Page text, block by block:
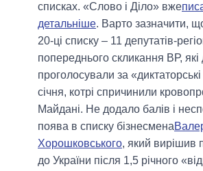
списках. «Слово і Діло» вже
детальніше. Варто зазначити,
20-ці списку – 11 депутатів-
попереднього скликання ВР,
проголосували за
січня, котрі спричинили
Майдані. Не додало балів і
поява в списку бізнесмена
Хорошковського, який вирішив
до України після 1,5 річного